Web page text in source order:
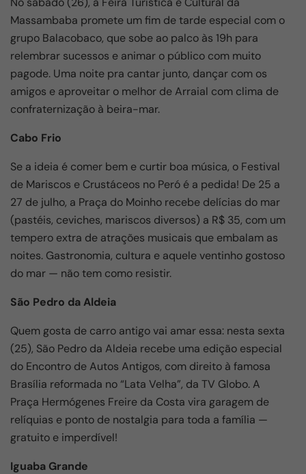
Massambaba promete um fim de tarde especial com o
grupo Balacobaco, que sobe ao palco às 19h para
relembrar sucessos e animar o público com muito
pagode. Uma noite pra cantar junto, dançar com os
amigos e aproveitar o melhor de Arraial com clima de
confraternização à beira-mar.
Cabo Frio
Se a ideia é comer bem e curtir boa música, o Festival
de Mariscos e Crustáceos no Peró é a pedida! De 25 a
27 de julho, a Praça do Moinho recebe delícias do mar
(pastéis, ceviches, mariscos diversos) a R$ 35, com um
tempero extra de atrações musicais que embalam as
noites. Gastronomia, cultura e aquele ventinho gostoso
do mar — não tem como resistir.
São Pedro da Aldeia
Quem gosta de carro antigo vai amar essa: nesta sexta
(25), São Pedro da Aldeia recebe uma edição especial
do Encontro de Autos Antigos, com direito à famosa
Brasília reformada no “Lata Velha”, da TV Globo. A
Praça Hermógenes Freire da Costa vira garagem de
relíquias e ponto de nostalgia para toda a família —
gratuito e imperdível!
Iguaba Grande